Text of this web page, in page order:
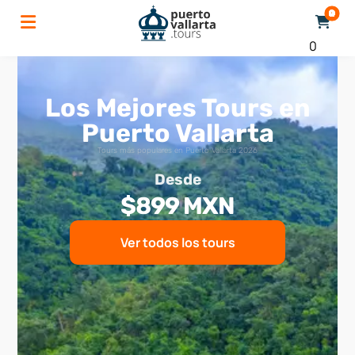
0
Los Mejores Tours en
Puerto Vallarta
Tours más populares en Puerto Vallarta 2026
Desde
$899 MXN
Ver todos los tours